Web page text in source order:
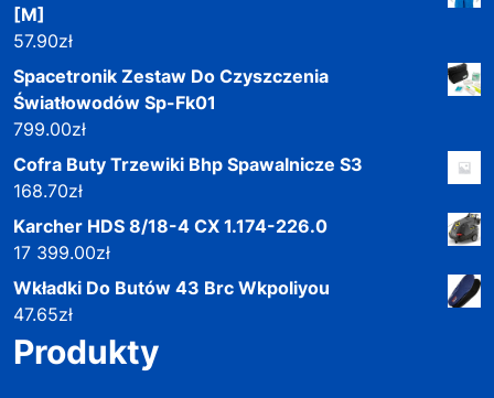
[M]
57.90zł
Spacetronik Zestaw Do Czyszczenia
Światłowodów Sp-Fk01
799.00zł
Cofra Buty Trzewiki Bhp Spawalnicze S3
168.70zł
Karcher HDS 8/18-4 CX 1.174-226.0
17 399.00zł
Wkładki Do Butów 43 Brc Wkpoliyou
47.65zł
Produkty